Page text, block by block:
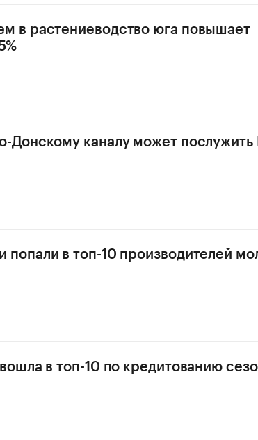
в растениеводство юга повышает
Донскому каналу может послужить
попали в топ-10 производителей
вошла в топ-10 по кредитованию